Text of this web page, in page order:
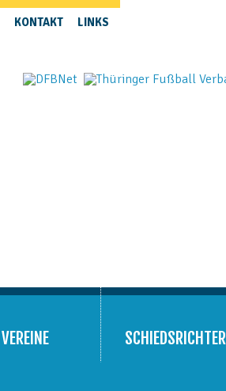
KONTAKT LINKS
VEREINE SCHIEDSRICHTER